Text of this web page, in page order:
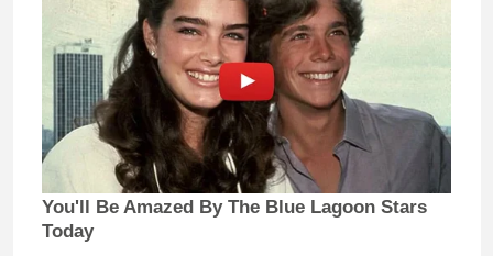
You'll Be Amazed By The Blue Lagoon Stars
Today